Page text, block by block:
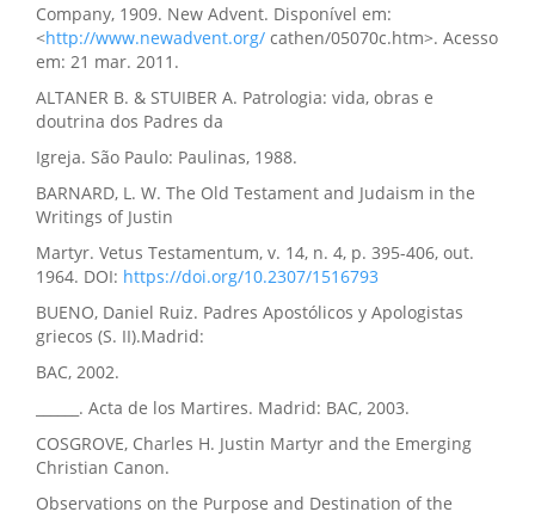
Company, 1909. New Advent. Disponível em:
<http://www.newadvent.org/ cathen/05070c.htm>. Acesso
em: 21 mar. 2011.
ALTANER B. & STUIBER A. Patrologia: vida, obras e
doutrina dos Padres da
Igreja. São Paulo: Paulinas, 1988.
BARNARD, L. W. The Old Testament and Judaism in the
Writings of Justin
Martyr. Vetus Testamentum, v. 14, n. 4, p. 395-406, out.
1964. DOI: https://doi.org/10.2307/1516793
BUENO, Daniel Ruiz. Padres Apostólicos y Apologistas
griecos (S. II).Madrid:
BAC, 2002.
______. Acta de los Martires. Madrid: BAC, 2003.
COSGROVE, Charles H. Justin Martyr and the Emerging
Christian Canon.
Observations on the Purpose and Destination of the